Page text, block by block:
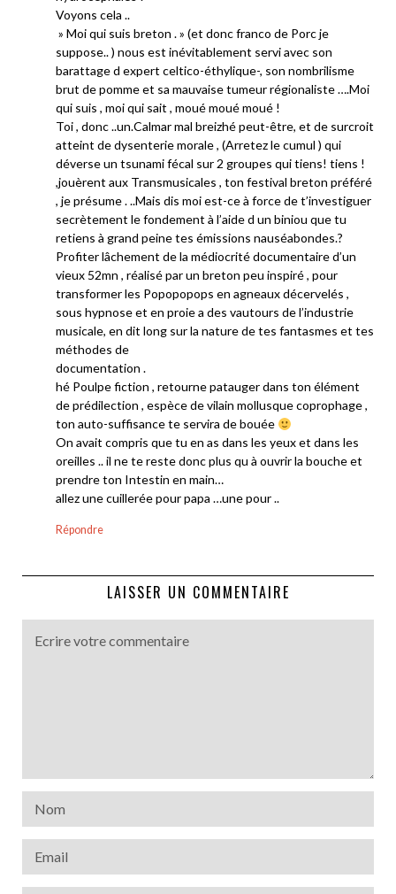
Voyons cela ..
» Moi qui suis breton . » (et donc franco de Porc je
suppose.. ) nous est inévitablement servi avec son
barattage d expert celtico-éthylique-, son nombrilisme
brut de pomme et sa mauvaise tumeur régionaliste ….Moi
qui suis , moi qui sait , moué moué moué !
Toi , donc ..un.Calmar mal breizhé peut-être, et de surcroit
atteint de dysenterie morale , (Arretez le cumul ) qui
déverse un tsunami fécal sur 2 groupes qui tiens! tiens !
,jouèrent aux Transmusicales , ton festival breton préféré
, je présume . ..Mais dis moi est-ce à force de t’investiguer
secrètement le fondement à l’aide d un biniou que tu
retiens à grand peine tes émissions nauséabondes.?
Profiter lâchement de la médiocrité documentaire d’un
vieux 52mn , réalisé par un breton peu inspiré , pour
transformer les Popopopops en agneaux décervelés ,
sous hypnose et en proie a des vautours de l’industrie
musicale, en dit long sur la nature de tes fantasmes et tes
méthodes de
documentation .
hé Poulpe fiction , retourne patauger dans ton élément
de prédilection , espèce de vilain mollusque coprophage ,
ton auto-suffisance te servira de bouée
On avait compris que tu en as dans les yeux et dans les
oreilles .. il ne te reste donc plus qu à ouvrir la bouche et
prendre ton Intestin en main…
allez une cuillerée pour papa …une pour ..
Répondre
LAISSER UN COMMENTAIRE